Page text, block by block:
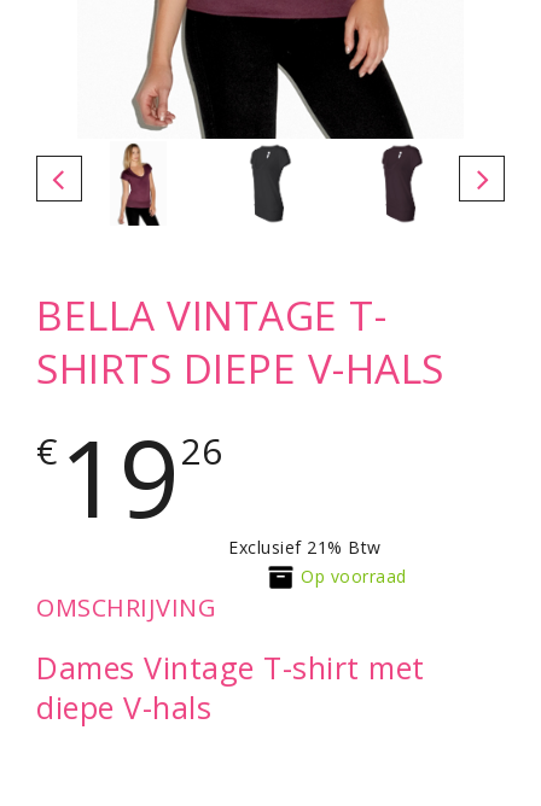
BELLA VINTAGE T-
SHIRTS DIEPE V-HALS
€ 1926
Exclusief 21% Btw
Op voorraad
OMSCHRIJVING
Dames Vintage T-shirt met
diepe V-hals